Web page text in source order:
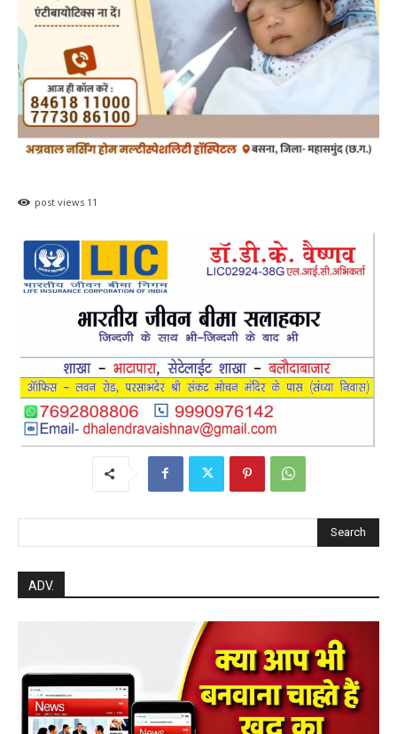
post views 11
Search
ADV.